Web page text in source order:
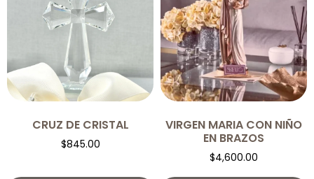
CRUZ DE CRISTAL
$845.00
VIRGEN MARIA CON NIÑO
EN BRAZOS
$4,600.00